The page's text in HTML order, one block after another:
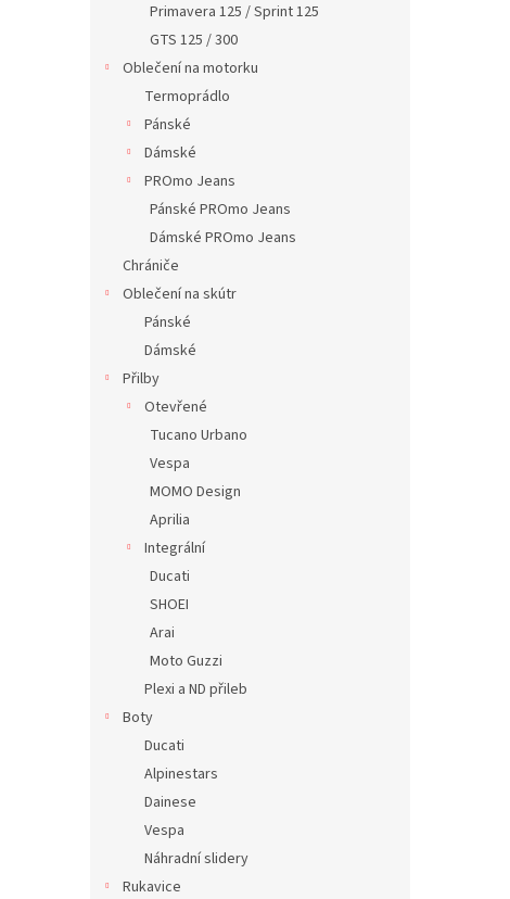
Primavera 125 / Sprint 125
GTS 125 / 300
Oblečení na motorku
Termoprádlo
Pánské
Dámské
PROmo Jeans
Pánské PROmo Jeans
Dámské PROmo Jeans
Chrániče
Oblečení na skútr
Pánské
Dámské
Přilby
Otevřené
Tucano Urbano
Vespa
MOMO Design
Aprilia
Integrální
Ducati
SHOEI
Arai
Moto Guzzi
Plexi a ND přileb
Boty
Ducati
Alpinestars
Dainese
Vespa
Náhradní slidery
Rukavice